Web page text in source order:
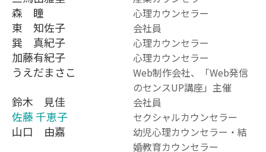
森 瞳 心理カウンセラー
東 知佐子 会社員
巽 真紀子 心理カウンセラー
加藤有紀子 心理カウンセラー
うえだまさこ
Web制作会社、「Web発信
のセンスUP講座」主催
鈴木 見佳 会社員
佐藤 千恵子 セクシャルカウンセラー
山口 由嘉
幼児心理カウンセラー・結
婚教育カウンセラー